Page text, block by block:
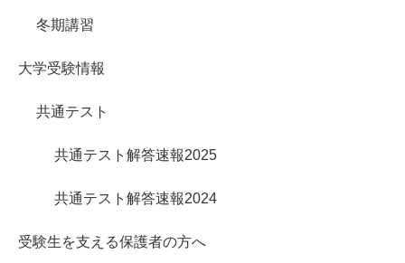
冬期講習
大学受験情報
共通テスト
共通テスト解答速報2025
共通テスト解答速報2024
受験生を支える保護者の方へ